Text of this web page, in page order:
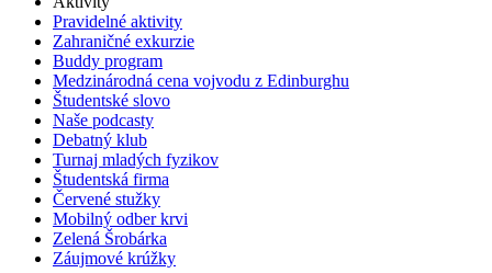
Pravidelné aktivity
Zahraničné exkurzie
Buddy program
Medzinárodná cena vojvodu z Edinburghu
Študentské slovo
Naše podcasty
Debatný klub
Turnaj mladých fyzikov
Študentská firma
Červené stužky
Mobilný odber krvi
Zelená Šrobárka
Záujmové krúžky